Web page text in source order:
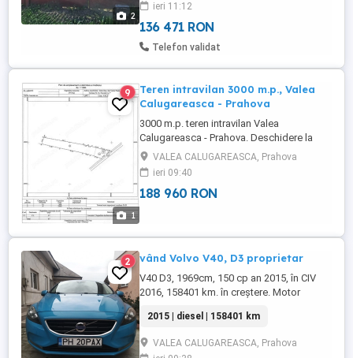
2
ieri 11:12
136 471 RON
Telefon validat
1
9
Teren intravilan 3000 m.p., Valea
Calugareasca - Prahova
3000 m.p. teren intravilan Valea
Calugareasca - Prahova. Deschidere la
drum 27 m, drum asfaltat, utilitati
disponibile: gaze, apa, curent, cablu,
internet.
VALEA CALUGAREASCA, Prahova
ieri 09:40
188 960 RON
2 vând Volvo V40, D3 proprietar
V40 D3, 1969cm, 150 cp an 2015, în CIV
2016, 158401 km. în creștere. Motor
galerie admisie, distribuție, discuri frână ,
arcuri suspensie față, ulei cutie viteze și
motor . Sau folosit doar piese originale
2015 | diesel | 158401 km
VALEA CALUGAREASCA, Prahova